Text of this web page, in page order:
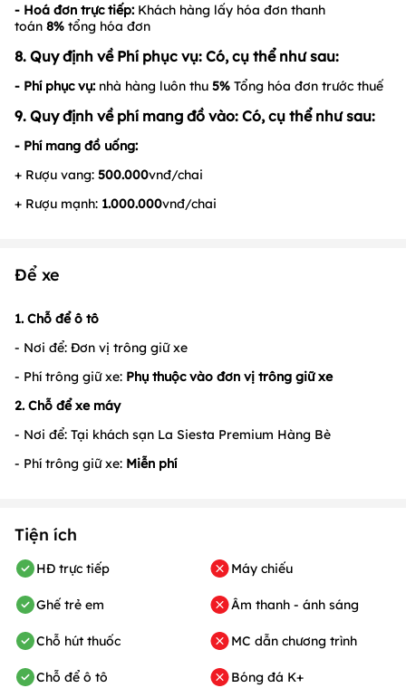
- Hoá đơn trực tiếp: Khách hàng lấy hóa đơn thanh
toán 8% tổng hóa đơn
8. Quy định về Phí phục vụ: Có, cụ thể như sau:
- Phí phục vụ: nhà hàng luôn thu 5% Tổng hóa đơn trước thuế
9. Quy định về phí mang đồ vào: Có, cụ thể như sau:
- Phí mang đồ uống:
+ Rượu vang: 500.000vnđ/chai
+ Rượu mạnh: 1.000.000vnđ/chai
Để xe
1. Chỗ để ô tô
- Nơi để: Đơn vị trông giữ xe
- Phí trông giữ xe: Phụ thuộc vào đơn vị trông giữ xe
2. Chỗ để xe máy
- Nơi để: Tại khách sạn La Siesta Premium Hàng Bè
- Phí trông giữ xe: Miễn phí
Tiện ích
HĐ trực tiếp
Ghế trẻ em
Chỗ hút thuốc
Chỗ để ô tô
Máy chiếu
Âm thanh - ánh sáng
MC dẫn chương trình
Bóng đá K+